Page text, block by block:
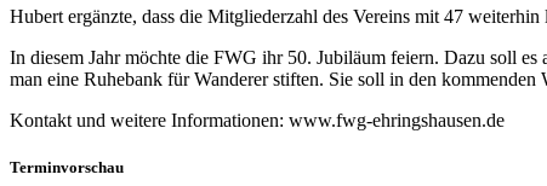
Hubert ergänzte, dass die Mitgliederzahl des Vereins mit 47
In diesem Jahr möchte die FWG ihr 50. Jubiläum feiern. Dazu soll
man eine Ruhebank für Wanderer stiften. Sie soll in den
Kontakt und weitere Informationen: www.fwg-ehringshausen.de
Terminvorschau